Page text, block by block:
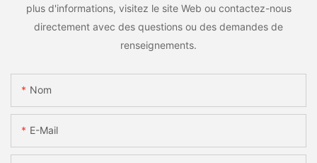
plus d'informations, visitez le site Web ou contactez-nous
directement avec des questions ou des demandes de
renseignements.
Nom
E-Mail